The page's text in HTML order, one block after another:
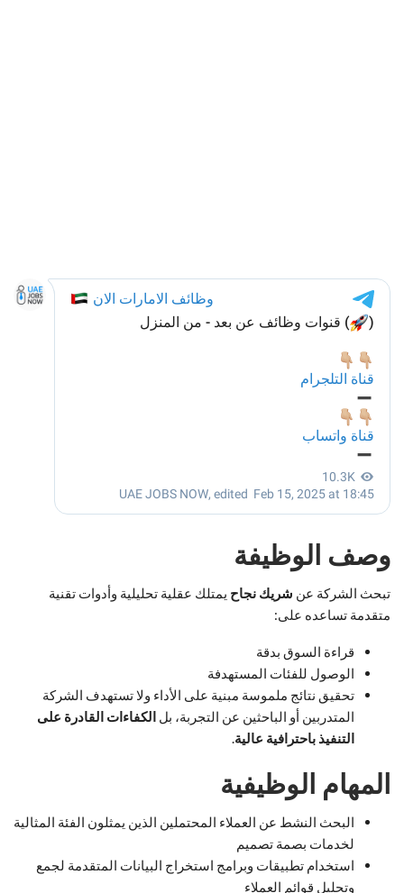
وصف الوظيفة
تبحث الشركة عن شريك نجاح يمتلك عقلية تحليلية وأدوات تقنية
متقدمة تساعده على:
قراءة السوق بدقة
الوصول للفئات المستهدفة
تحقيق نتائج ملموسة مبنية على الأداء ولا تستهدف الشركة
المتدربين أو الباحثين عن التجربة، بل الكفاءات القادرة على
التنفيذ باحترافية عالية.
المهام الوظيفية
البحث النشط عن العملاء المحتملين الذين يمثلون الفئة المثالية
لخدمات بصمة تصميم
استخدام تطبيقات وبرامج استخراج البيانات المتقدمة لجمع
وتحليل قوائم العملاء